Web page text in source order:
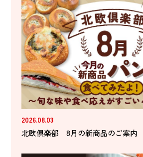
2026.08.03
北欧倶楽部 8月の新商品のご案内